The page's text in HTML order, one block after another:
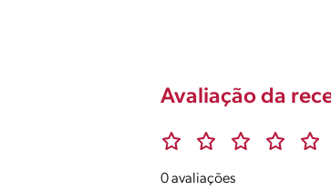
Avaliação da
0 avaliações